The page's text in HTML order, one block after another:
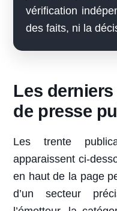
vérification
des faits, ni la
Les
de presse
Les trente
apparaissent ci-
en haut de la page
d’un secteur